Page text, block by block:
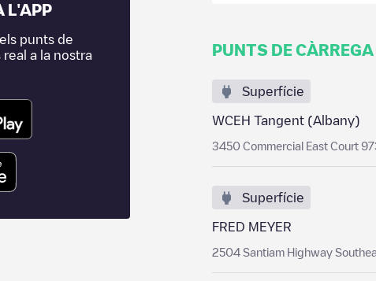
L'APP
punts de
a la nostra
PUNTS DE
Superfície
WCEH Tangent (Albany)
3450 Commercial East Court
Superfície
FRED MEYER
2504 Santiam Highway